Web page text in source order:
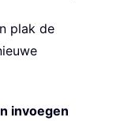
plak de
invoegen